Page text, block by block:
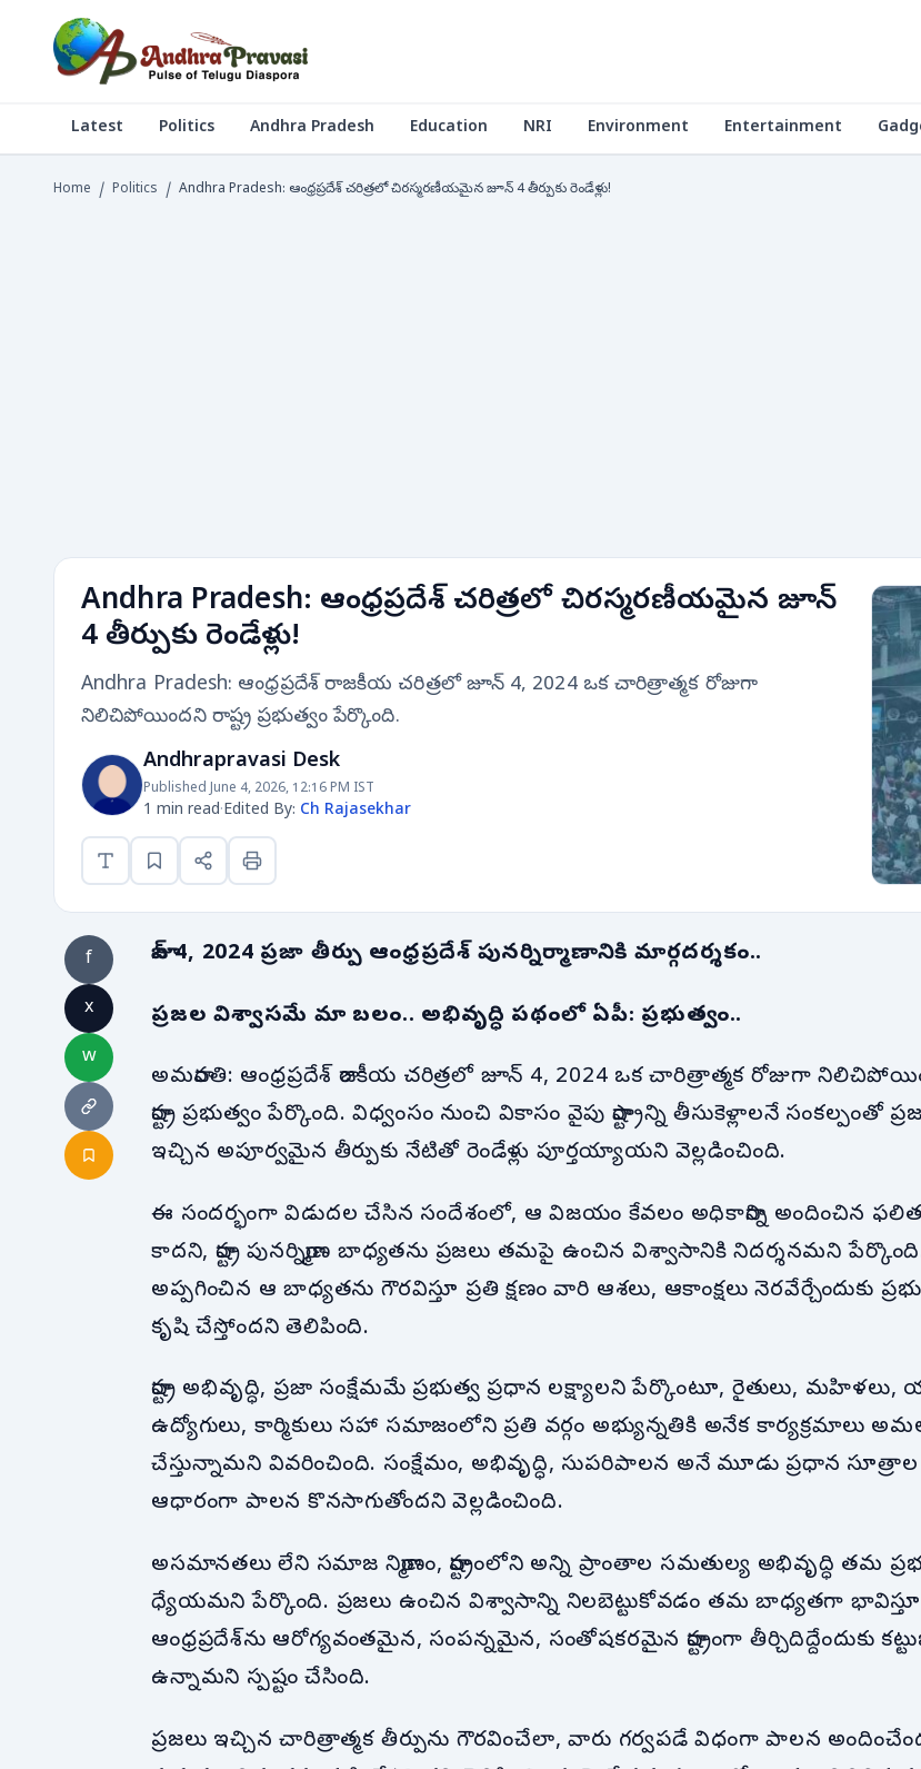
Latest Politics Andhra Pradesh Education NRI Environment Entertainment
Home / Politics / Andhra Pradesh: ఆంధ్రప్రదేశ్ చరిత్రలో చిరస్మరణీయమైన జూన్ 4 తీర్పుకు రెండేళ్లు!
Andhra Pradesh: ఆంధ్రప్రదేశ్ చరిత్రలో చిరస్మరణీయమైన జూన్
4 తీర్పుకు రెండేళ్లు!
Andhra Pradesh: ఆంధ్రప్రదేశ్ రాజకీయ చరిత్రలో జూన్ 4, 2024 ఒక చారిత్రాత్మక రోజుగా
నిలిచిపోయిందని రాష్ట్ర ప్రభుత్వం పేర్కొంది.
Andhrapravasi Desk
Published June 4, 2026, 12:16 PM IST
1 min read·Edited By: Ch Rajasekhar
f
x
w
జూన్ 4, 2024 ప్రజా తీర్పు ఆంధ్రప్రదేశ్ పునర్నిర్మాణానికి మార్గదర్శకం..
ప్రజల విశ్వాసమే మా బలం.. అభివృద్ధి పథంలో ఏపీ: ప్రభుత్వం..
అమరావతి: ఆంధ్రప్రదేశ్ రాజకీయ చరిత్రలో జూన్ 4, 2024 ఒక చారిత్రాత్మక రోజుగా
రాష్ట్ర ప్రభుత్వం పేర్కొంది. విధ్వంసం నుంచి వికాసం వైపు రాష్ట్రాన్ని తీసుకెళ్లాలనే సంకల్పంతో
ఇచ్చిన అపూర్వమైన తీర్పుకు నేటితో రెండేళ్లు పూర్తయ్యాయని వెల్లడించింది.
ఈ సందర్భంగా విడుదల చేసిన సందేశంలో, ఆ విజయం కేవలం అధికారాన్ని అందించిన
కాదని, రాష్ట్ర పునర్నిర్మాణ బాధ్యతను ప్రజలు తమపై ఉంచిన విశ్వాసానికి నిదర్శనమని పేర్కొంది.
అప్పగించిన ఆ బాధ్యతను గౌరవిస్తూ ప్రతి క్షణం వారి ఆశలు, ఆకాంక్షలు నెరవేర్చేందుకు
కృషి చేస్తోందని తెలిపింది.
రాష్ట్ర అభివృద్ధి, ప్రజా సంక్షేమమే ప్రభుత్వ ప్రధాన లక్ష్యాలని పేర్కొంటూ, రైతులు, మహిళలు,
ఉద్యోగులు, కార్మికులు సహా సమాజంలోని ప్రతి వర్గం అభ్యున్నతికి అనేక కార్యక్రమాలు
చేస్తున్నామని వివరించింది. సంక్షేమం, అభివృద్ధి, సుపరిపాలన అనే మూడు ప్రధాన సూత్రాల
ఆధారంగా పాలన కొనసాగుతోందని వెల్లడించింది.
అసమానతలు లేని సమాజ నిర్మాణం, రాష్ట్రంలోని అన్ని ప్రాంతాల సమతుల్య అభివృద్ధి తమ
ధ్యేయమని పేర్కొంది. ప్రజలు ఉంచిన విశ్వాసాన్ని నిలబెట్టుకోవడం తమ బాధ్యతగా
ఆంధ్రప్రదేశ్‌ను ఆరోగ్యవంతమైన, సంపన్నమైన, సంతోషకరమైన రాష్ట్రంగా తీర్చిదిద్దేందుకు
ఉన్నామని స్పష్టం చేసింది.
ప్రజలు ఇచ్చిన చారిత్రాత్మక తీర్పును గౌరవించేలా, వారు గర్వపడే విధంగా పాలన